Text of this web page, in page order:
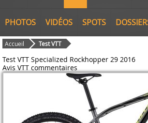
PHOTOS VIDÉOS SPOTS
Accueil Test VTT
Test VTT Specialized Rockhopper 29 2016
Avis VTT commentaires